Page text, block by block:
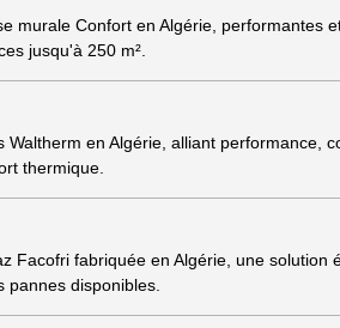
murale Confort en Algérie, performantes
jusqu'à 250 m².
Waltherm en Algérie, alliant performance,
thermique.
Facofri fabriquée en Algérie, une solution
pannes disponibles.